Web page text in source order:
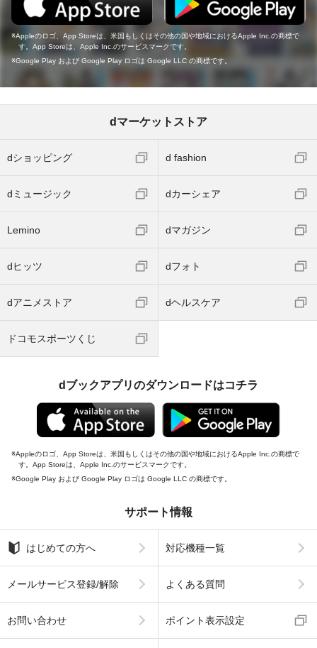
Appleのロゴ、App Storeは、米国もしくはその他の国や地域におけるApple Inc.の商標で
す。App Storeは、Apple Inc.のサービスマークです。
Google Play および Google Play ロゴは Google LLC の商標です。
dマーケットストア
dショッピング d fashion
dミュージック dカーシェア
Lemino dマガジン
dヒッツ dフォト
dアニメストア dヘルスケア
ドコモスポーツくじ
dブックアプリのダウンロードはコチラ
Appleのロゴ、App Storeは、米国もしくはその他の国や地域におけるApple Inc.の商標で
す。App Storeは、Apple Inc.のサービスマークです。
Google Play および Google Play ロゴは Google LLC の商標です。
サポート情報
はじめての方へ 対応機種一覧
メールサービス登録/解除 よくある質問
お問い合わせ ポイント表示設定